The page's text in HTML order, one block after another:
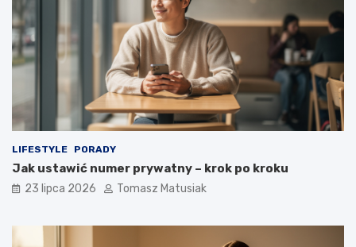
LIFESTYLE PORADY
Jak ustawić numer prywatny – krok po kroku
23 lipca 2026 Tomasz Matusiak